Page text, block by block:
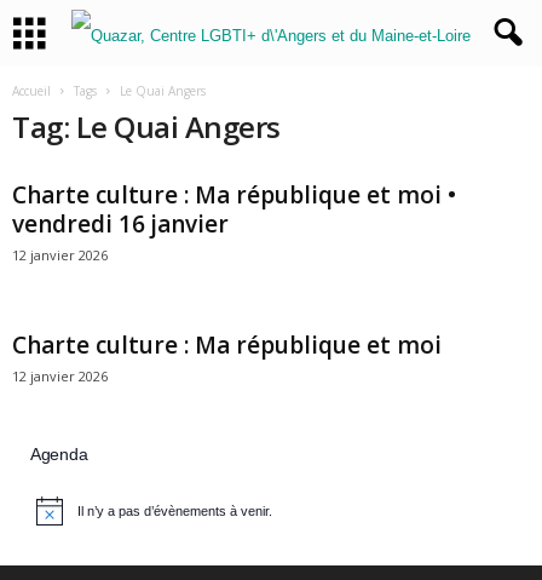
Accueil Tags Le Quai Angers
Tag: Le Quai Angers
Charte culture : Ma république et moi •
vendredi 16 janvier
12 janvier 2026
Charte culture : Ma république et moi
12 janvier 2026
Agenda
Il n’y a pas d’évènements à venir.